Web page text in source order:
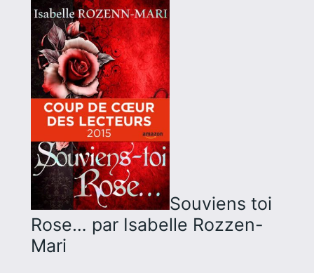
Souviens toi
Rose… par Isabelle Rozzen-
Mari